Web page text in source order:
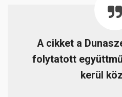
A cikket a
folytatott
kerül